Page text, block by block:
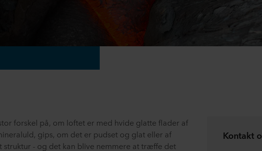
forskel på, om loftet er med hvide glatte flader af
gips, om det er pudset og glat eller af
- og det kan blive nemmere at træffe det
Kontakt